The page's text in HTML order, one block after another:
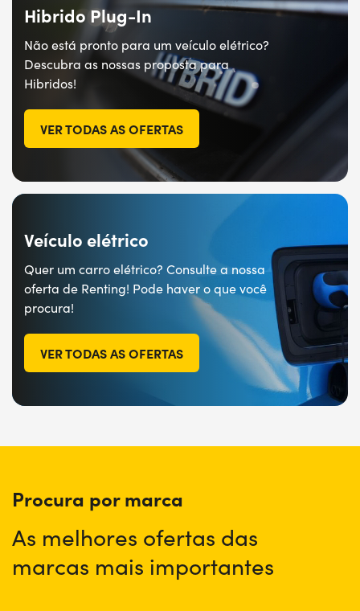
Hibrido Plug-In
Não está pronto para um veículo elétrico?
Descubra as nossas proposta para
Hibridos!
VER TODAS AS OFERTAS
Veículo elétrico​
Quer um carro elétrico? Consulte a nossa
oferta de Renting! Pode haver o que você
procura!
VER TODAS AS OFERTAS
Procura por marca
As melhores ofertas das
marcas mais importantes​